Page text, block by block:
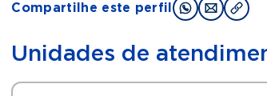
Compartilhe este perfil
Unidades de